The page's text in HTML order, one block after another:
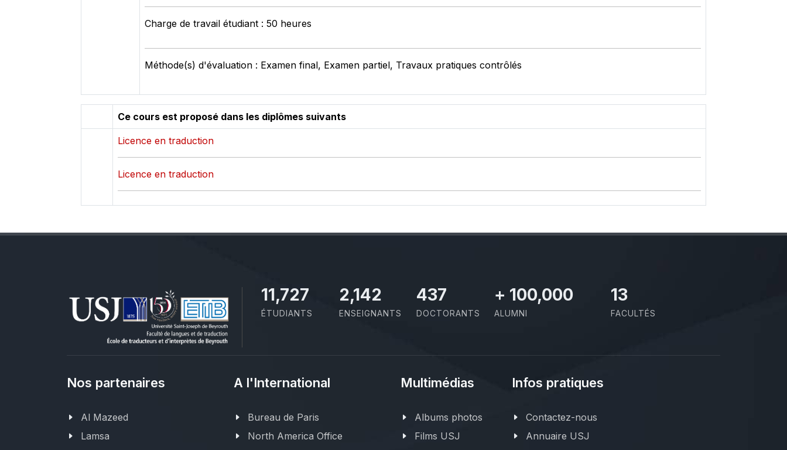
Charge de travail étudiant : 50 heures
Méthode(s) d'évaluation : Examen final, Examen partiel, Travaux pratiques contrôlés
Ce cours est proposé dans les diplômes suivants
Licence en traduction
Licence en traduction
11,727
ÉTUDIANTS
2,142
ENSEIGNANTS
437
DOCTORANTS
+ 100,000
ALUMNI
13
FACULTÉS
Nos partenaires
Al Mazeed
Lamsa
A l'International
Bureau de Paris
North America Office
Multimédias
Albums photos
Films USJ
Infos pratiques
Contactez-nous
Annuaire USJ